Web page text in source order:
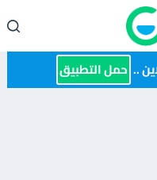
.. حمل التطبيق